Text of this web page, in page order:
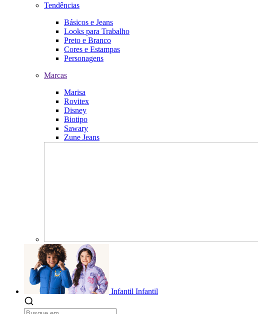
Tendências
Básicos e Jeans
Looks para Trabalho
Preto e Branco
Cores e Estampas
Personagens
Marcas
Marisa
Rovitex
Disney
Biotipo
Sawary
Zune Jeans
Infantil Infantil